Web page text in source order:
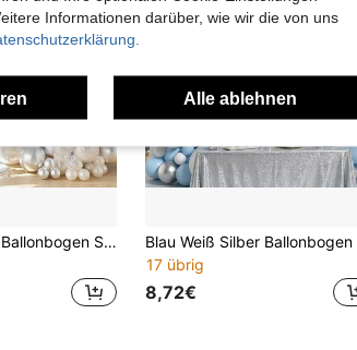
Perlen-Blau-Ton Ballonbogen Set 120 Stücke, gemischte hellblaue, silberne und perlenweiße Ballons, stilvolles Dekor für Geburtstagsfeier, Heiratsantrag und Hochzeitsgestaltung
17 übrig
8,72€
Informationen darüber, wie wir die von uns
Alle ablehnen